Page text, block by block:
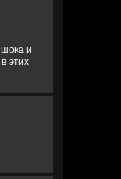
и
этих